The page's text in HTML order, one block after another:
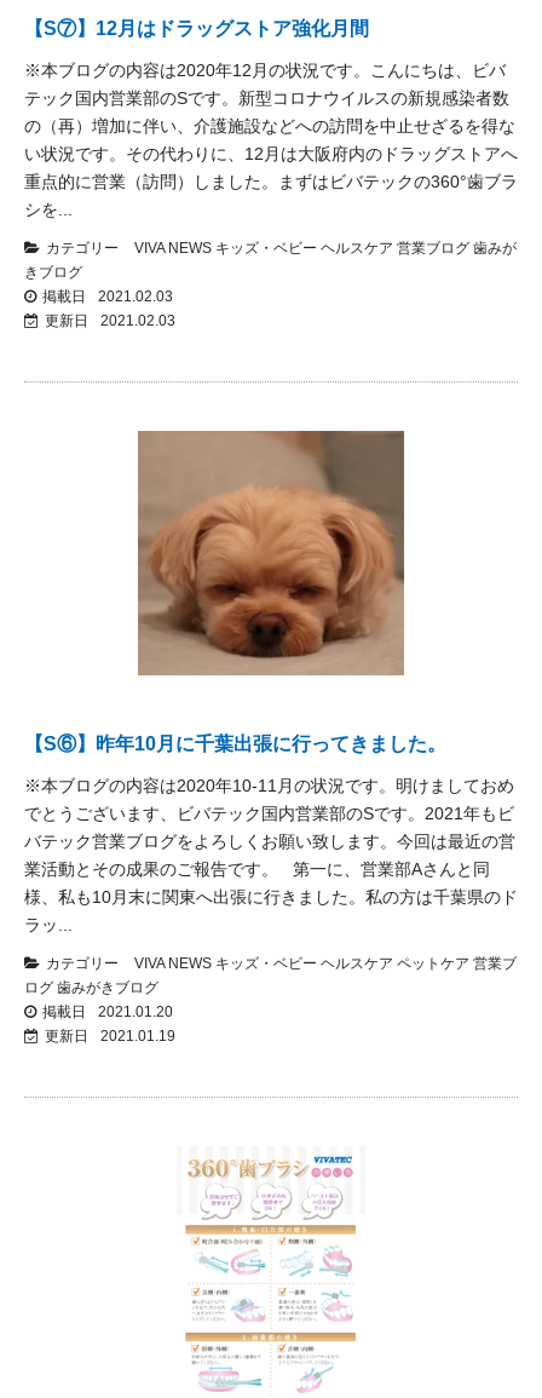
【S⑦】12月はドラッグストア強化月間
※本ブログの内容は2020年12月の状況です。 ​ こんにちは、ビバ
テック国内営業部のSです。 ​ 新型コロナウイルスの新規感染者数
の（再）増加に伴い、介護施設などへの訪問を中止せざるを得な
い状況です。その代わりに、12月は大阪府内のドラッグストアへ
重点的に営業（訪問）しました。まずはビバテックの360°歯ブラ
シを...
カテゴリー VIVA NEWS キッズ・ベビー ヘルスケア 営業ブログ 歯みが
きブログ
掲載日
2021.02.03
更新日
2021.02.03
【S⑥】昨年10月に千葉出張に行ってきました。
※本ブログの内容は2020年10-11月の状況です。 ​ 明けましておめ
でとうございます、ビバテック国内営業部のSです。2021年もビ
バテック営業ブログをよろしくお願い致します。 ​ 今回は最近の営
業活動とその成果のご報告です。 第一に、営業部Aさんと同
様、私も10月末に関東へ出張に行きました。私の方は千葉県のド
ラッ...
カテゴリー VIVA NEWS キッズ・ベビー ヘルスケア ペットケア 営業ブ
ログ 歯みがきブログ
掲載日
2021.01.20
更新日
2021.01.19